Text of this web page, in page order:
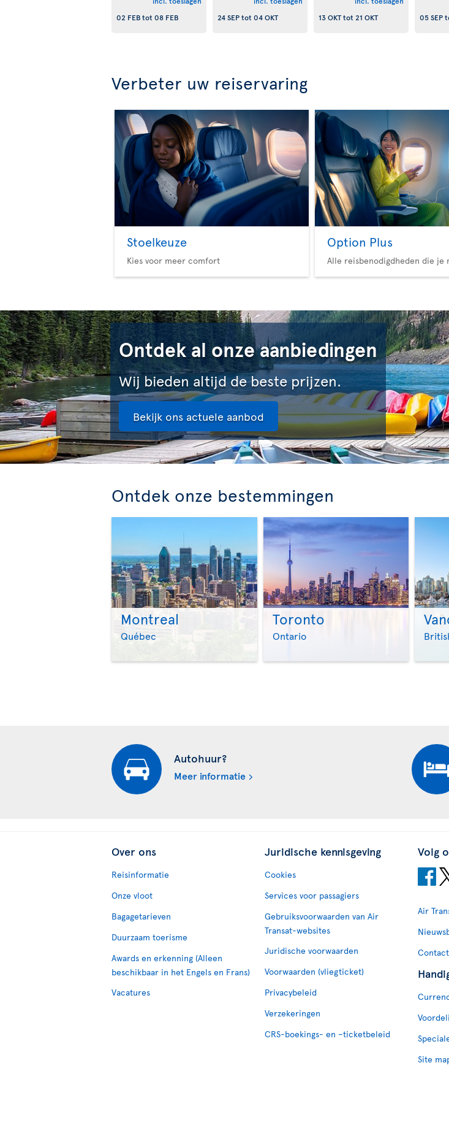
02 FEBtot 08 FEB
24 SEPtot 04 OKT
13 OKTtot 21 OKT
05 SEP
Verbeter uw reiservaring
Stoelkeuze
Kies voor meer comfort
Option Plus
Alle reisbenodigdheden die je
Ontdek al onze aanbiedingen
Wij bieden altijd de beste prijzen.
Bekijk ons actuele aanbod
Ontdek onze bestemmingen
Montreal
Québec >
Toronto
Ontario >
Autohuur?
Meer informatie
Over ons
Reisinformatie
Onze vloot
Bagagetarieven
Duurzaam toerisme
Awards en erkenning (Alleen
beschikbaar in het Engels en Frans)
Vacatures
Juridische kennisgeving
Cookies
Services voor passagiers
Gebruiksvoorwaarden van Air
Transat-websites
Juridische voorwaarden
Voorwaarden (vliegticket)
Privacybeleid
Verzekeringen
CRS-boekings- en –ticketbeleid
Volg
Air
Contact
Site